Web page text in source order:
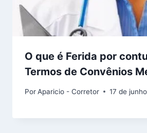
O que é Ferida por
Termos de Convênios
PorAparicio - Corretor 17 de